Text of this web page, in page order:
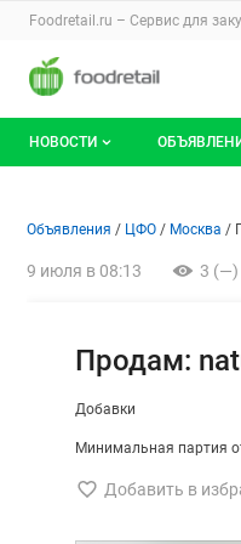
Раздел
Foodretail.ru – Сервис для
Авторизация и
Навигация по
НОВОСТИ
Информация о
Навигация и
Объявления ЦФО Москва
9 июля в 08:13 3 (—)
Продам:
Добавки
Минимальная партия
Добавить в